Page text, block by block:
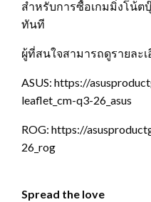
สำหรับการซื้อเกมมิ่งโน้ตบุ๊
ทันที
ผู้ที่สนใจสามารถดูรายละ
ASUS: https://
leaflet_cm-q3-26_asus
ROG: https://
26_rog
Spread the love